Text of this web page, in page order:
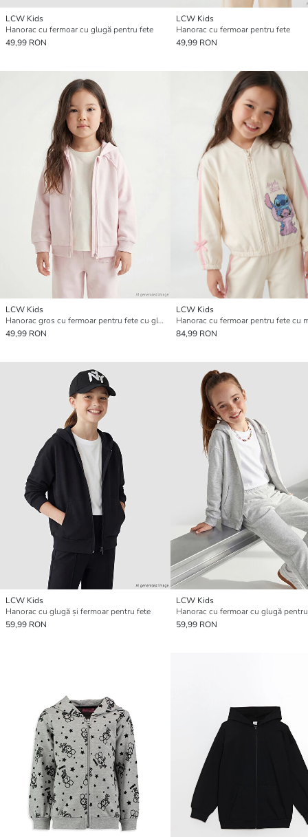
LCW Kids
Hanorac cu fermoar cu glugă pentru fete
49,99 RON
LCW Kids
Hanorac cu fermoar pentru fete
49,99 RON
LCW Kids
Hanorac gros cu fermoar pentru fete cu glugă
49,99 RON
LCW Kids
84,99 RON
LCW Kids
Hanorac cu glugă și fermoar pentru fete
59,99 RON
LCW Kids
Hanorac cu fermoar cu glugă
59,99 RON